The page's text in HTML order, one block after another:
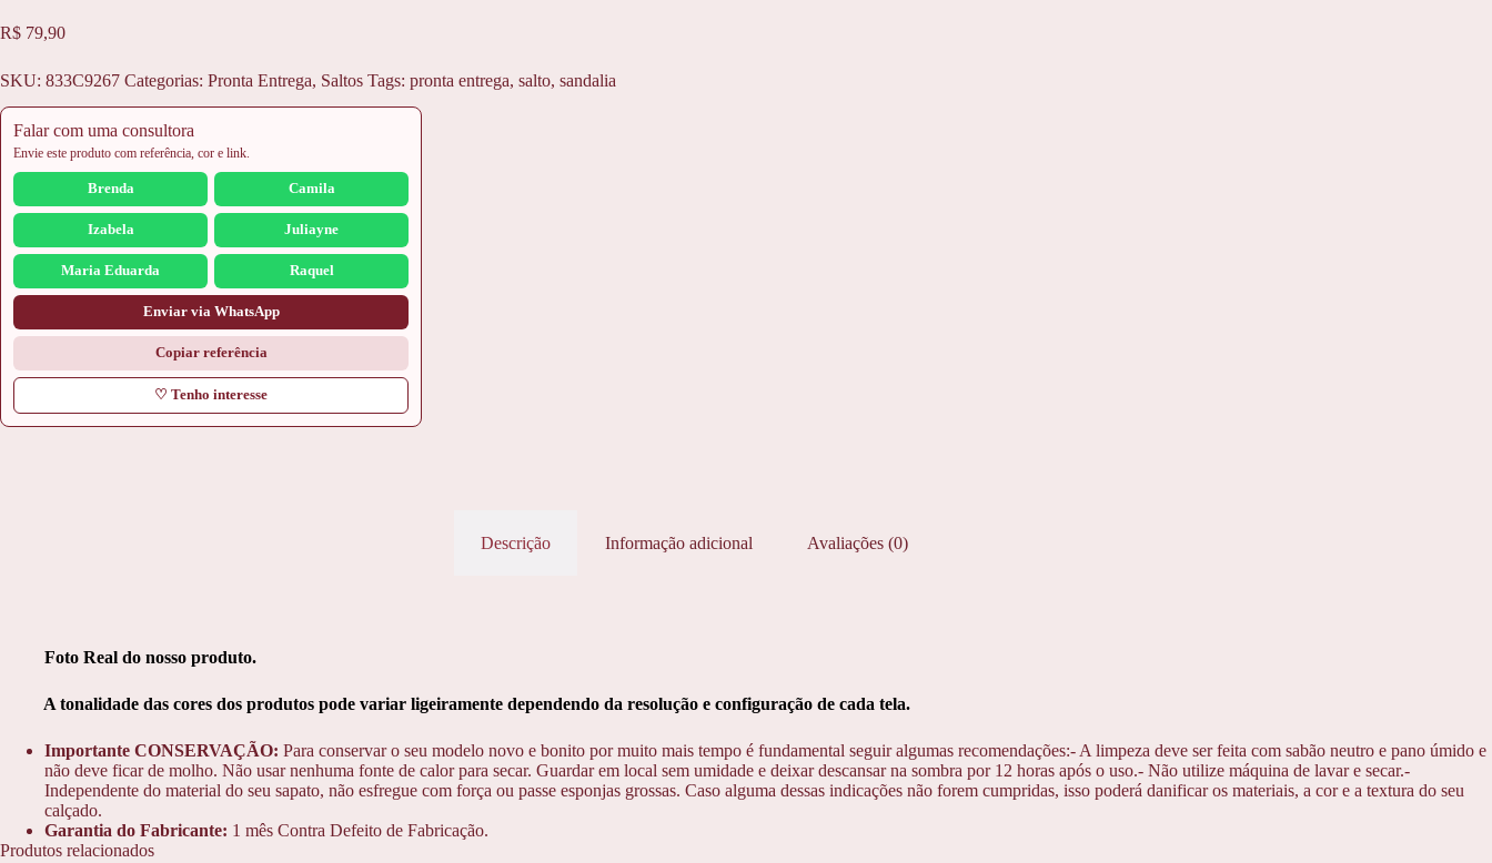
R$ 79,90
SKU: 833C9267 Categorias: Pronta Entrega, Saltos Tags: pronta entrega, salto, sandalia
Falar com uma consultora
Envie este produto com referência, cor e link.
Brenda Camila
Izabela Juliayne
Maria Eduarda Raquel
Enviar via WhatsApp
Copiar referência
♡ Tenho interesse
Descrição Informação adicional Avaliações (0)
Foto Real do nosso produto.
A tonalidade das cores dos produtos pode variar ligeiramente dependendo da resolução e configuração de cada tela.
Importante CONSERVAÇÃO: Para conservar o seu modelo novo e bonito por muito mais tempo é fundamental seguir algumas recomendações:- A limpeza deve ser feita com sabão neutro e pano úmido e
não deve ficar de molho. Não usar nenhuma fonte de calor para secar. Guardar em local sem umidade e deixar descansar na sombra por 12 horas após o uso.- Não utilize máquina de lavar e secar.-
Independente do material do seu sapato, não esfregue com força ou passe esponjas grossas. Caso alguma dessas indicações não forem cumpridas, isso poderá danificar os materiais, a cor e a textura do seu
calçado.
Garantia do Fabricante: 1 mês Contra Defeito de Fabricação.
Produtos relacionados